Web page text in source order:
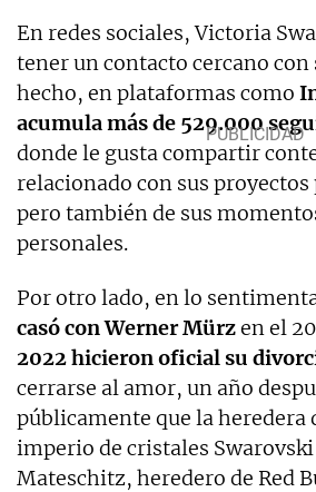
En redes sociales, Victoria
tener un contacto cercano con
hecho, en plataformas como
acumula más de 529.000
donde le gusta compartir
relacionado con sus
pero también de sus
personales.
Por otro lado, en lo
casó con Werner Mürzen el
2022 hicieron oficial su
cerrarse al amor, un año
públicamente que la heredera
imperio de cristales
Mateschitz, heredero de Red